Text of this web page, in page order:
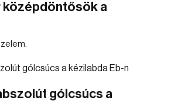
középdöntősök a
gólcsúcs a